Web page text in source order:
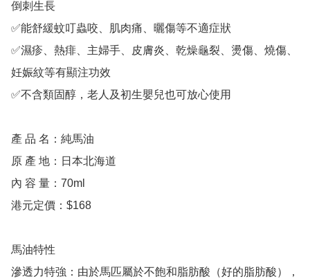
倒刺生長
✅能舒緩蚊叮蟲咬、肌肉痛、曬傷等不適症狀
✅濕疹、熱痱、主婦手、皮膚炎、乾燥龜裂、燙傷、燒傷、
妊娠紋等有顯注功效
✅不含類固醇，老人及初生嬰兒也可放心使用
產 品 名：純馬油
原 產 地：日本北海道
內 容 量：70ml
港元定價：$168
馬油特性
滲透力特強：由於馬匹屬於不飽和脂肪酸（好的脂肪酸），